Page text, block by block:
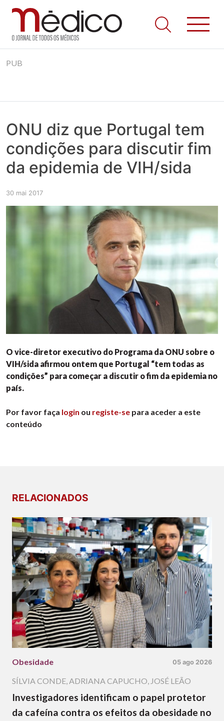
to
Jornal Médico
Médico – O Jornal de Todos os Médicos. Onde as notícias
realmente contam! Tudo o que se passa na Saúde!
PUB
ONU diz que Portugal tem
condições para discutir fim
da epidemia de VIH/sida
30 mai 2017
O vice-diretor executivo do Programa da ONU sobre o
VIH/sida afirmou ontem que Portugal “tem todas as
condições” para começar a discutir o fim da epidemia no
país.
Por favor faça login ou registe-se para aceder a este
conteúdo
RELACIONADOS
Obesidade 05 ago 2026
SÍLVIA CONDE,ADRIANA CAPUCHO, JOSÉ LEÃO
Investigadores identificam o papel protetor
da cafeína contra os efeitos da obesidade no